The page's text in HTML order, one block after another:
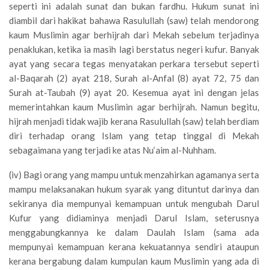
seperti ini adalah sunat dan bukan fardhu. Hukum sunat ini
diambil dari hakikat bahawa Rasulullah (saw) telah mendorong
kaum Muslimin agar berhijrah dari Mekah sebelum terjadinya
penaklukan, ketika ia masih lagi berstatus negeri kufur. Banyak
ayat yang secara tegas menyatakan perkara tersebut seperti
al-Baqarah (2) ayat 218, Surah al-Anfal (8) ayat 72, 75 dan
Surah at-Taubah (9) ayat 20. Kesemua ayat ini dengan jelas
memerintahkan kaum Muslimin agar berhijrah. Namun begitu,
hijrah menjadi tidak wajib kerana Rasulullah (saw) telah berdiam
diri terhadap orang Islam yang tetap tinggal di Mekah
sebagaimana yang terjadi ke atas Nu‘aim al-Nuhham.
(iv) Bagi orang yang mampu untuk menzahirkan agamanya serta
mampu melaksanakan hukum syarak yang dituntut darinya dan
sekiranya dia mempunyai kemampuan untuk mengubah Darul
Kufur yang didiaminya menjadi Darul Islam, seterusnya
menggabungkannya ke dalam Daulah Islam (sama ada
mempunyai kemampuan kerana kekuatannya sendiri ataupun
kerana bergabung dalam kumpulan kaum Muslimin yang ada di